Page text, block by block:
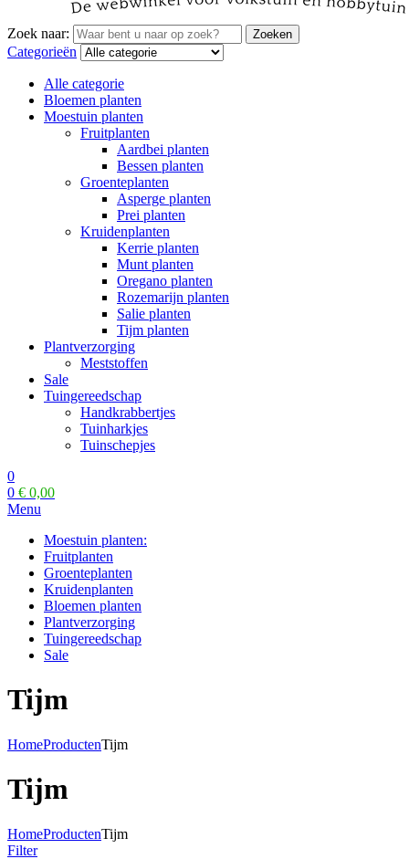
Zoek naar: Zoeken
Categorieën
Alle categorie
Bloemen planten
Moestuin planten
Fruitplanten
Aardbei planten
Bessen planten
Groenteplanten
Asperge planten
Prei planten
Kruidenplanten
Kerrie planten
Munt planten
Oregano planten
Rozemarijn planten
Salie planten
Tijm planten
Plantverzorging
Meststoffen
Sale
Tuingereedschap
Handkrabbertjes
Tuinharkjes
Tuinschepjes
0
0 € 0,00
Menu
Moestuin planten:
Fruitplanten
Groenteplanten
Kruidenplanten
Bloemen planten
Plantverzorging
Tuingereedschap
Sale
Tijm
HomeProductenTijm
Tijm
HomeProductenTijm
Filter